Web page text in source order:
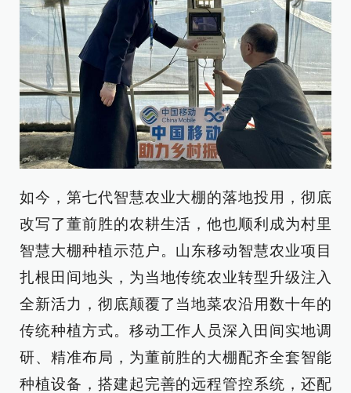
如今，第七代智慧农业大棚的落地投用，彻底
改写了董前胜的农耕生活，他也顺利成为村里
智慧大棚种植示范户。山东移动智慧农业项目
扎根田间地头，为当地传统农业转型升级注入
全新活力，彻底颠覆了当地菜农沿用数十年的
传统种植方式。移动工作人员深入田间实地调
研、精准布局，为董前胜的大棚配齐全套智能
种植设备，搭建起完善的远程管控系统，还配